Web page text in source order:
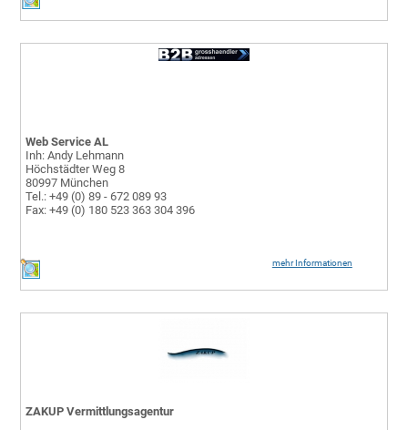
mehr Informationen
Web Service AL
Inh: Andy Lehmann
Höchstädter Weg 8
80997 München
Tel.: +49 (0) 89 - 672 089 93
Fax: +49 (0) 180 523 363 304 396
ZAKUP Vermittlungsagentur